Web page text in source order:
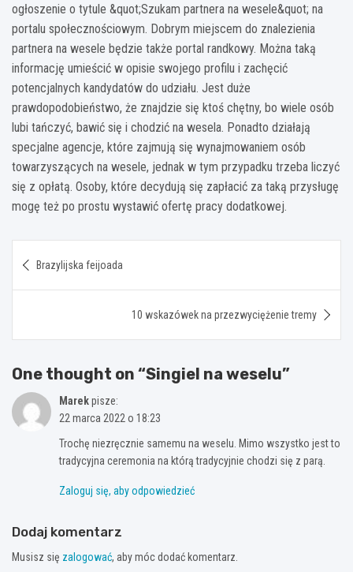
ogłoszenie o tytule &quot;Szukam partnera na wesele&quot; na
portalu społecznościowym. Dobrym miejscem do znalezienia
partnera na wesele będzie także portal randkowy. Można taką
informację umieścić w opisie swojego profilu i zachęcić
potencjalnych kandydatów do udziału. Jest duże
prawdopodobieństwo, że znajdzie się ktoś chętny, bo wiele osób
lubi tańczyć, bawić się i chodzić na wesela. Ponadto działają
specjalne agencje, które zajmują się wynajmowaniem osób
towarzyszących na wesele, jednak w tym przypadku trzeba liczyć
się z opłatą. Osoby, które decydują się zapłacić za taką przysługę
mogę też po prostu wystawić ofertę pracy dodatkowej.
wpisu
Brazylijska feijoada
10 wskazówek na przezwyciężenie tremy
One thought on “Singiel na weselu”
Marekpisze:
22 marca 2022 o 18:23
Trochę niezręcznie samemu na weselu. Mimo wszystko jest to
tradycyjna ceremonia na którą tradycyjnie chodzi się z parą.
Zaloguj się, aby odpowiedzieć
Dodaj komentarz
Musisz się zalogować, aby móc dodać komentarz.